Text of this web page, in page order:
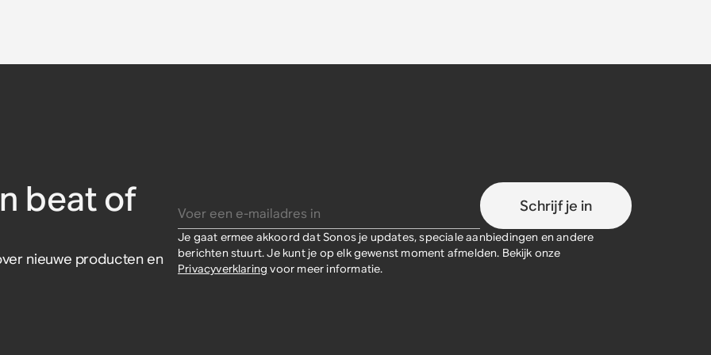
(set)
(set)
(set)
voor
beat of
nieuwe producten en
Schrijf je in
Je gaat ermee akkoord dat Sonos je updates, speciale aanbiedingen en andere
berichten stuurt. Je kunt je op elk gewenst moment afmelden. Bekijk onze
Privacyverklaring voor meer informatie.